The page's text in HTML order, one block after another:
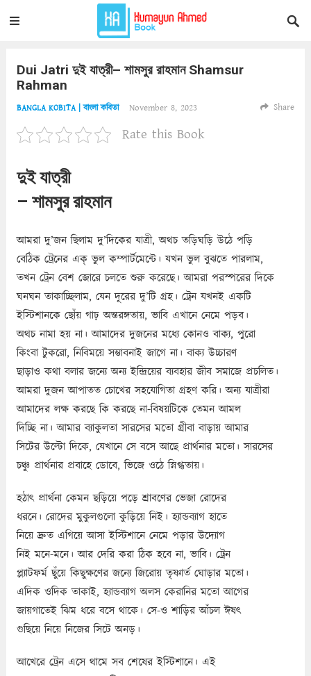
Dui Jatri দুই যাত্রী– শামসুর রাহমান Shamsur
Rahman
BANGLA KOBITA | বাংলা কবিতা November 8, 2023 Share
Rate this Book
দুই যাত্রী
– শামসুর রাহমান
আমরা দু’জন ছিলাম দু’দিকের যাত্রী, অথচ তড়িঘড়ি উঠে পড়ি
বেঠিক ট্রেনের এক্‌ ভুল কম্পার্টমেন্টে। যখন ভুল বুঝতে পারলাম,
তখন ট্রেন বেশ জোরে চলতে শুরু করেছে। আমরা পরস্পরের দিকে
ঘনঘন তাকাচ্ছিলাম, যেন দূরের দু’টি গ্রহ। ট্রেন যখনই একটি
ইস্টিশানকে ছোঁয় গাঢ় অন্তরঙ্গতায়, ভাবি এখানে নেমে পড়ব।
অথচ নামা হয় না। আমাদের দুজনের মধ্যে কোনও বাক্য, পুরো
কিংবা টুকরো, নিবিময়ে সম্ভাবনাই জাগে না। বাক্য উচ্চারণ
ছাড়াও কথা বলার জন্যে অন্য ইন্দ্রিয়ের ব্যবহার জীব সমাজে প্রচলিত।
আমরা দুজন আপাতত চোখের সহযোগিতা গ্রহণ করি। অন্য যাত্রীরা
আমাদের লক্ষ করছে কি করছে না-বিষয়টিকে তেমন আমল
দিচ্ছি না। আমার ব্যাকুলতা সারসের মতো গ্রীবা বাড়ায় আমার
সিটের উল্টো দিকে, যেখানে সে বসে আছে প্রার্থনার মতো। সারসের
চঞ্চু প্রার্থনার প্রবাহে ডোবে, ভিজে ওঠে স্নিগ্ধতায়।
হঠাৎ প্রার্থনা কেমন ছড়িয়ে পড়ে শ্রাবণের ভেজা রোদের
ধরনে। রোদের মুকুলগুলো কুড়িয়ে নিই। হ্যান্ডব্যাগ হাতে
নিয়ে দ্রুত এগিয়ে আসা ইস্টিশানে নেমে পড়ার উদ্যোগ
নিই মনে-মনে। আর দেরি করা ঠিক হবে না, ভাবি। ট্রেন
প্ল্যাটফর্ম ছুঁয়ে কিছুক্ষণের জন্যে জিরোয় তৃষ্ণার্ত ঘোড়ার মতো।
এদিক ওদিক তাকাই, হ্যান্ডব্যাগ অলস কেরানির মতো আগের
জায়গাতেই ঝিম ধরে বসে থাকে। সে-ও শাড়ির আঁচল ঈষৎ
গুছিয়ে নিয়ে নিজের সিটে অনড়।
আখেরে ট্রেন এসে থামে সব শেষের ইস্টিশানে। এই